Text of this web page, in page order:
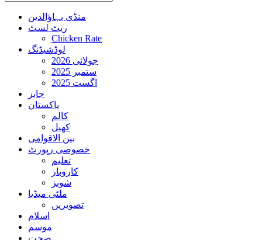
منڈی بہاؤالدین
ریٹ لسٹ
Chicken Rate
لوڈشیڈنگ
جولائی 2026
ستمبر 2025
اگست 2025
جابز
پاکستان
کالم
کھیل
بین الاقوامی
خصوصی رپورٹ
تعلیم
کاروبار
شوبز
ملٹی میڈیا
تصویریں
اسلام
موسم
صحت